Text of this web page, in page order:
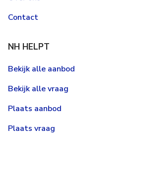
Contact
NH HELPT
Bekijk alle aanbod
Bekijk alle vraag
Plaats aanbod
Plaats vraag